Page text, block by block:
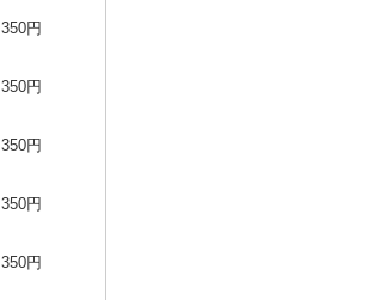
350円
350円
350円
350円
350円